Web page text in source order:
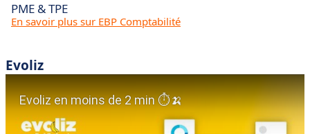
PME & TPE
En savoir plus sur EBP Comptabilité
Evoliz